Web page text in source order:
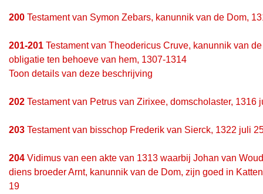
200 Testament van Symon Zebars, kanunnik van de Dom,
201-201 Testament van Theodericus Cruve, kanunnik van
obligatie ten behoeve van hem, 1307-1314
Toon details van deze beschrijving
202 Testament van Petrus van Zirixee, domscholaster, 1316
203 Testament van bisschop Frederik van Sierck, 1322 juli
204 Vidimus van een akte van 1313 waarbij Johan van
diens broeder Arnt, kanunnik van de Dom, zijn goed in
19